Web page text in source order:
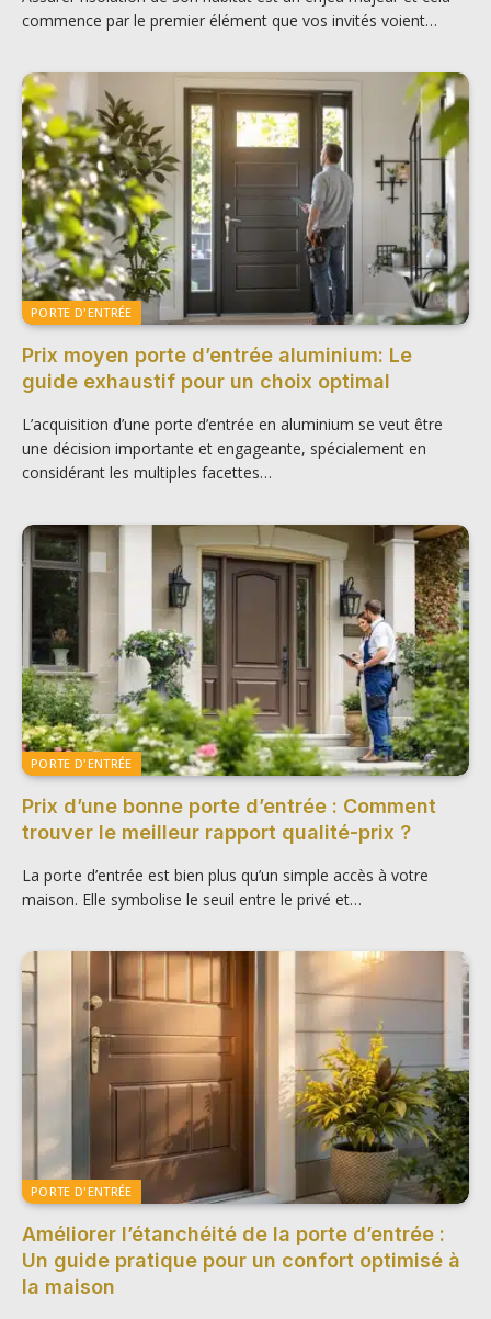
commence par le premier élément que vos invités voient…
PORTE D'ENTRÉE
Prix moyen porte d’entrée aluminium: Le
guide exhaustif pour un choix optimal
L’acquisition d’une porte d’entrée en aluminium se veut être
une décision importante et engageante, spécialement en
considérant les multiples facettes…
PORTE D'ENTRÉE
Prix d’une bonne porte d’entrée : Comment
trouver le meilleur rapport qualité-prix ?
La porte d’entrée est bien plus qu’un simple accès à votre
maison. Elle symbolise le seuil entre le privé et…
PORTE D'ENTRÉE
Améliorer l’étanchéité de la porte d’entrée :
Un guide pratique pour un confort optimisé à
la maison